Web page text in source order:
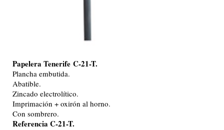
Papelera Tenerife C-21-T.
Plancha embutida.
Abatible.
Zincado electrolítico.
Imprimación + oxirón al horno.
Con sombrero.
Referencia C-21-T.